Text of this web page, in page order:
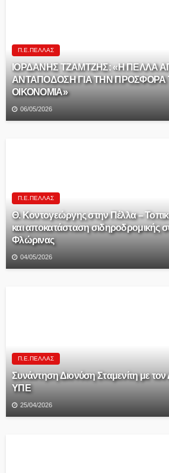
Π.Ε.ΠΈΛΛΑΣ
ΙΟΡΔΑΝΗΣ ΤΖΑΜΤΖΗΣ: «Η ΠΕΛΛΑ
ΑΝΤΑΠΟΔΟΣΗ ΓΙΑ ΤΗΝ ΠΡΟΣΦΟΡΑ
ΟΙΚΟΝΟΜΙΑ»
06/05/2026
Π.Ε.ΠΈΛΛΑΣ
Θ. Κοντογεώργης στην Πέλλα –
και αποκατάσταση σιδηροδρομικής
Φλώρινας
04/05/2026
Π.Ε.ΠΈΛΛΑΣ
Συνάντηση Διονύση Σταμενίτη με τον
ΥΠΕ
25/04/2026